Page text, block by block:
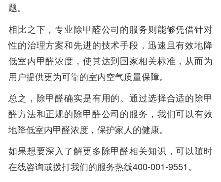
题。
相比之下，专业除甲醛公司的服务则能够凭借针对
性的治理方案和先进的技术手段，迅速且有效地降
低室内甲醛浓度，使其达到国家相关标准，从而为
用户提供更为可靠的室内空气质量保障。
总之，除甲醛确实是有用的。通过选择合适的除甲
醛方法和正规的除甲醛公司的服务，我们可以有效
地降低室内甲醛浓度，保护家人的健康。
如果想要深入了解更多除甲醛相关知识，可以随时
在线咨询或拨打我们的服务热线400-001-9551。